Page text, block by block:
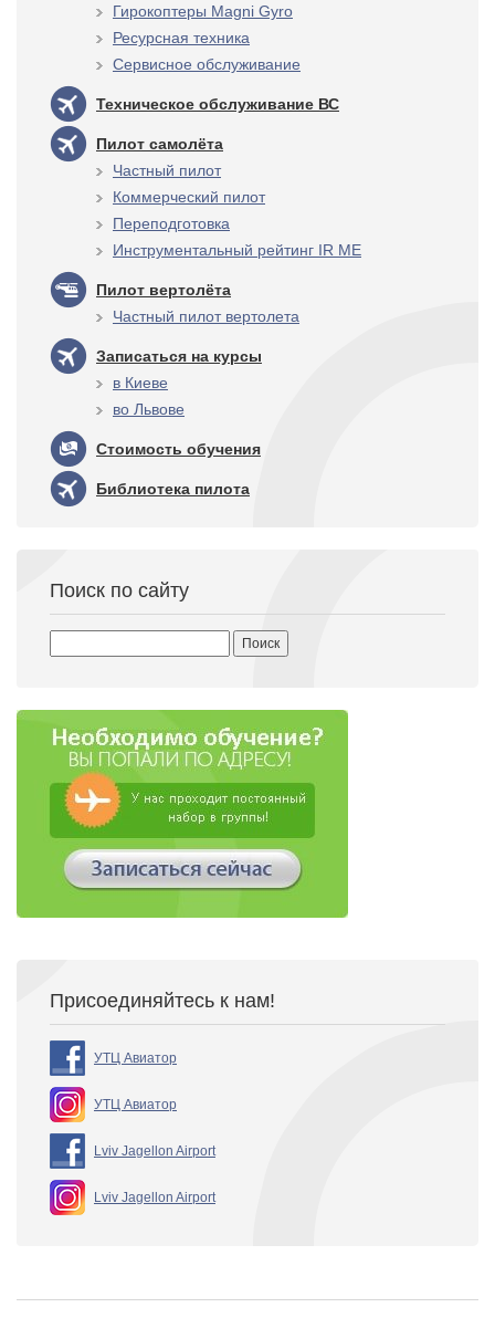
Гирокоптеры Magni Gyro
Ресурсная техника
Сервисное обслуживание
Техническое обслуживание ВС
Пилот самолёта
Частный пилот
Коммерческий пилот
Переподготовка
Инструментальный рейтинг IR ME
Пилот вертолёта
Частный пилот вертолета
Записаться на курсы
в Киеве
во Львове
Стоимость обучения
Библиотека пилота
Поиск по сайту
Присоединяйтесь к нам!
УТЦ Авиатор
УТЦ Авиатор
Lviv Jagellon Airport
Lviv Jagellon Airport